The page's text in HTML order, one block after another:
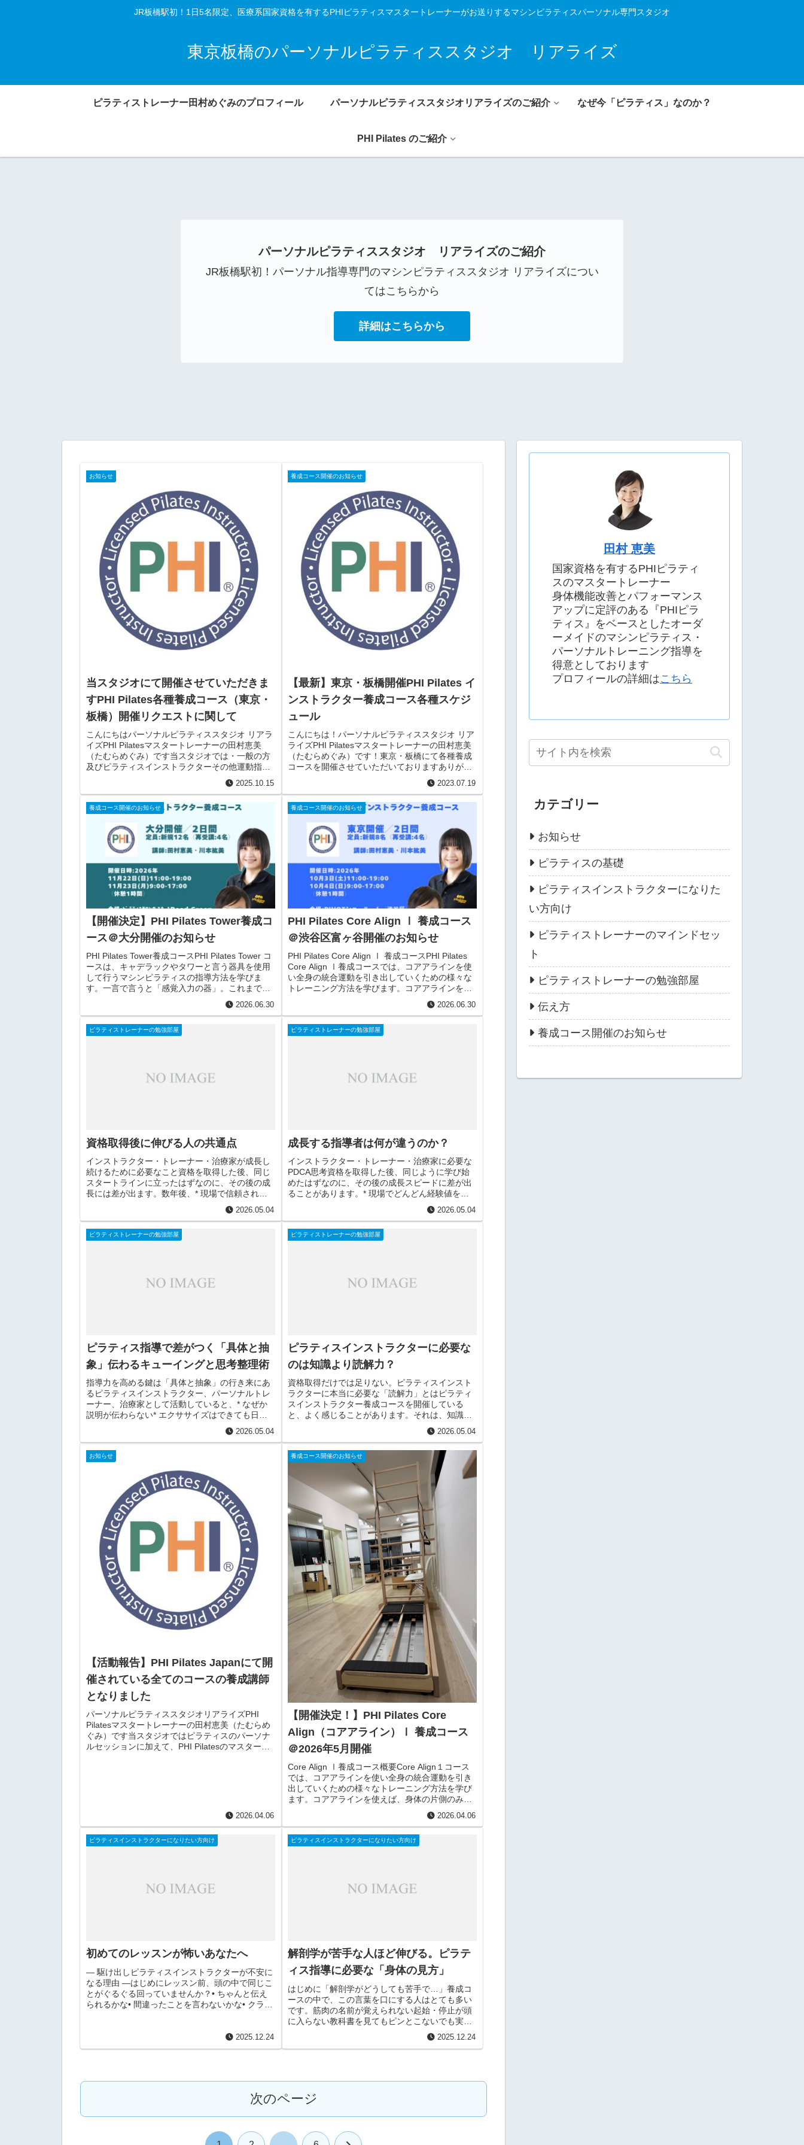
JR板橋駅初！1日5名限定、医療系国家資格を有するPHIピラティスマスタートレーナーがお送りするマシンピラティスパーソナル専門スタジオ
東京板橋のパーソナルピラティススタジオ リアライズ
ピラティストレーナー田村めぐみのプロフィール パーソナルピラティススタジオリアライズのご紹介 なぜ今「ピラティス」なのか？
PHI Pilates のご紹介
パーソナルピラティススタジオ リアライズのご紹介
JR板橋駅初！パーソナル指導専門のマシンピラティススタジオ リアライズについ
てはこちらから
詳細はこちらから
お知らせ
当スタジオにて開催させていただきま
すPHI Pilates各種養成コース（東京・
板橋）開催リクエストに関して
こんにちはパーソナルピラティススタジオ リアラ
イズPHI Pilatesマスタートレーナーの田村恵美
（たむらめぐみ）です当スタジオでは・一般の方
及びピラティスインストラクターその他運動指導
者へ向けたパーソナルセッション・PHI Pilate...
2025.10.15
養成コース開催のお知らせ
【最新】東京・板橋開催PHI Pilates イ
ンストラクター養成コース各種スケジ
ュール
こんにちは！パーソナルピラティススタジオ リア
ライズPHI Pilatesマスタートレーナーの田村恵美
（たむらめぐみ）です！東京・板橋にて各種養成
コースを開催させていただいておりますありがた
いことに、ご紹介や開催希望も多くいただくよう
2023.07.19
養成コース開催のお知らせ
【開催決定】PHI Pilates Tower養成コ
ース＠大分開催のお知らせ
PHI Pilates Tower養成コースPHI Pilates Tower コ
ースは、キャデラックやタワーと言う器具を使用
して行うマシンピラティスの指導方法を学びま
す。一言で言うと「感覚入力の器」。これまでど
2026.06.30
養成コース開催のお知らせ
PHI Pilates Core Align Ⅰ 養成コース
＠渋谷区富ヶ谷開催のお知らせ
PHI Pilates Core Align Ⅰ 養成コースPHI Pilates
Core Align Ⅰ養成コースでは、コアアラインを使
い全身の統合運動を引き出していくための様々な
トレーニング方法を学びます。コアアラインを使
2026.06.30
ピラティストレーナーの勉強部屋
資格取得後に伸びる人の共通点
インストラクター・トレーナー・治療家が成長し
続けるために必要なこと資格を取得した後、同じ
スタートラインに立ったはずなのに、その後の成
長には差が出ます。数年後、* 現場で信頼される
人* 学び続けても自信につながらない人に分かれ
2026.05.04
ピラティストレーナーの勉強部屋
成長する指導者は何が違うのか？
インストラクター・トレーナー・治療家に必要な
PDCA思考資格を取得した後、同じように学び始
めたはずなのに、その後の成長スピードに差が出
ることがあります。* 現場でどんどん経験値を積
み、成長していく人* 学んでいるのに、なかなか
2026.05.04
ピラティストレーナーの勉強部屋
ピラティス指導で差がつく「具体と抽
象」伝わるキューイングと思考整理術
指導力を高める鍵は「具体と抽象」の行き来にあ
るピラティスインストラクター、パーソナルトレ
ーナー、治療家として活動していると、* なぜか
説明が伝わらない* エクササイズはできても日常
動作に繋がらない* 評価した情報をうまく統合で
2026.05.04
ピラティストレーナーの勉強部屋
ピラティスインストラクターに必要な
のは知識より読解力？
資格取得だけでは足りない。ピラティスインスト
ラクターに本当に必要な「読解力」とはピラティ
スインストラクター養成コースを開催している
と、よく感じることがあります。それは、知識量
と指導力は必ずしも一致しない、ということで
2026.05.04
お知らせ
【活動報告】PHI Pilates Japanにて開
催されている全てのコースの養成講師
となりました
パーソナルピラティススタジオリアライズPHI
Pilatesマスタートレーナーの田村恵美（たむらめ
ぐみ）です当スタジオではピラティスのパーソナ
ルセッションに加えて、PHI Pilatesのマスタート
2026.04.06
養成コース開催のお知らせ
【開催決定！】PHI Pilates Core
Align（コアアライン）Ⅰ 養成コース
＠2026年5月開催
Core Align Ⅰ養成コース概要Core Align１コース
では、コアアラインを使い全身の統合運動を引き
出していくための様々なトレーニング方法を学び
ます。コアアラインを使えば、身体の片側のみで
も両側でも、全運動面で多関節運動を行えます...
2026.04.06
ピラティスインストラクターになりたい方向け
初めてのレッスンが怖いあなたへ
― 駆け出しピラティスインストラクターが不安に
なる理由 ―はじめにレッスン前、頭の中で同じこ
とがぐるぐる回っていませんか？• ちゃんと伝え
られるかな• 間違ったことを言わないかな• クライ
2025.12.24
ピラティスインストラクターになりたい方向け
解剖学が苦手な人ほど伸びる。ピラテ
ィス指導に必要な「身体の見方」
はじめに「解剖学がどうしても苦手で…」養成コ
ースの中で、この言葉を口にする人はとても多い
です。筋肉の名前が覚えられない起始・停止が頭
に入らない教科書を見てもピンとこないでも実
は、解剖学が苦手だと感じている人ほど、指導が
2025.12.24
次のページ
田村 恵美
国家資格を有するPHIピラティ
スのマスタートレーナー
身体機能改善とパフォーマンス
アップに定評のある『PHIピラ
ティス』をベースとしたオーダ
ーメイドのマシンピラティス・
パーソナルトレーニング指導を
得意としております
プロフィールの詳細はこちら
カテゴリー
お知らせ
ピラティスの基礎
ピラティスインストラクターになりた
い方向け
ピラティストレーナーのマインドセッ
ト
ピラティストレーナーの勉強部屋
伝え方
養成コース開催のお知らせ